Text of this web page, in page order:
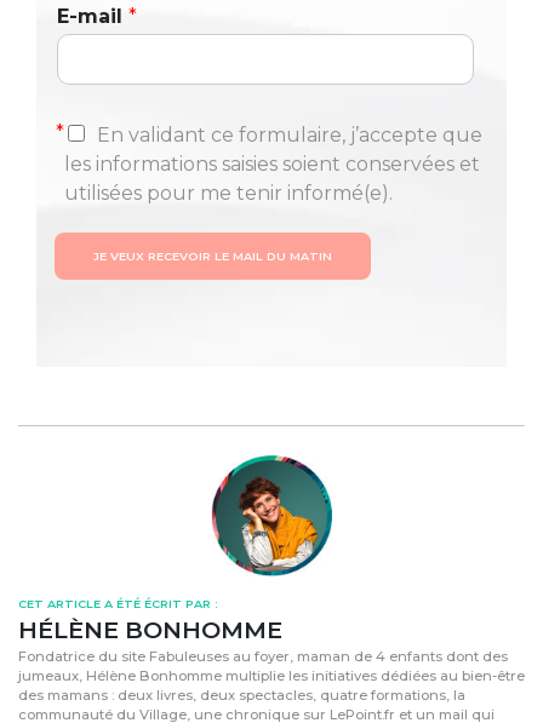
E-mail *
*
En validant ce formulaire, j’accepte que
les informations saisies soient conservées et
utilisées pour me tenir informé(e).
JE VEUX RECEVOIR LE MAIL DU MATIN
CET ARTICLE A ÉTÉ ÉCRIT PAR :
HÉLÈNE BONHOMME
Fondatrice du site Fabuleuses au foyer, maman de 4 enfants dont des
jumeaux, Hélène Bonhomme multiplie les initiatives dédiées au bien-être
des mamans : deux livres, deux spectacles, quatre formations, la
communauté du Village, une chronique sur LePoint.fr et un mail qui